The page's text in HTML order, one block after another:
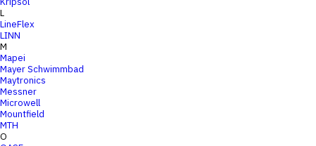
L
LineFlex
LINN
M
Mapei
Mayer Schwimmbad
Maytronics
Messner
Microwell
Mountfield
MTH
O